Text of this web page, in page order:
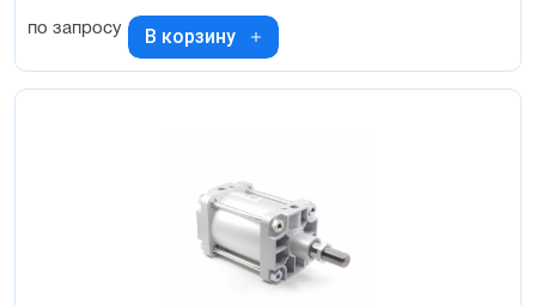
по запросу В корзину